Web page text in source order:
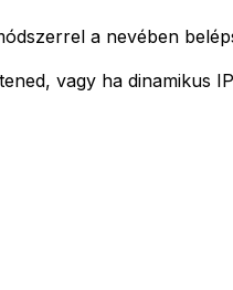
a nevében
vagy ha dinamikus